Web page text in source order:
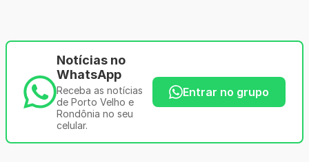
Notícias no
WhatsApp
Receba as notícias
de Porto Velho e
Rondônia no seu
celular.
Entrar no grupo